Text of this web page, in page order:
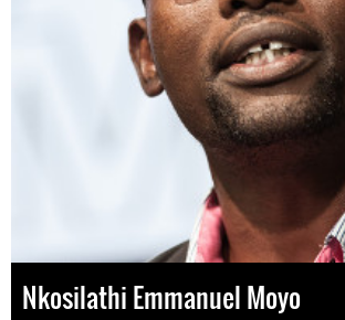
Nkosilathi Emmanuel Moyo